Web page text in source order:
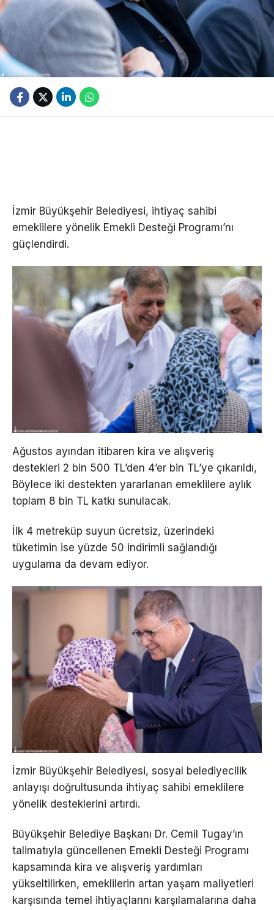
İzmir Büyükşehir Belediyesi, ihtiyaç sahibi
emeklilere yönelik Emekli Desteği Programı’nı
güçlendirdi.
Ağustos ayından itibaren kira ve alışveriş
destekleri 2 bin 500 TL’den 4’er bin TL’ye çıkarıldı,
Böylece iki destekten yararlanan emeklilere aylık
toplam 8 bin TL katkı sunulacak.
İlk 4 metreküp suyun ücretsiz, üzerindeki
tüketimin ise yüzde 50 indirimli sağlandığı
uygulama da devam ediyor.
İzmir Büyükşehir Belediyesi, sosyal belediyecilik
anlayışı doğrultusunda ihtiyaç sahibi emeklilere
yönelik desteklerini artırdı.
Büyükşehir Belediye Başkanı Dr. Cemil Tugay’ın
talimatıyla güncellenen Emekli Desteği Programı
kapsamında kira ve alışveriş yardımları
yükseltilirken, emeklilerin artan yaşam maliyetleri
karşısında temel ihtiyaçlarını karşılamalarına daha